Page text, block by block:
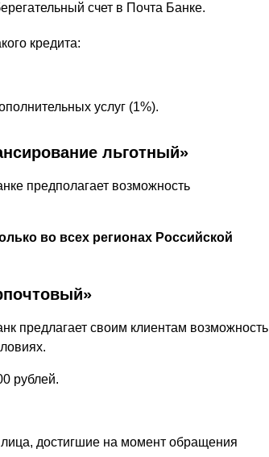
счет в Почта Банке.
кредита:
услуг (1%).
льготный»
предполагает возможность
во всех регионах Российской
предлагает своим клиентам возможность
рублей.
достигшие на момент обращения